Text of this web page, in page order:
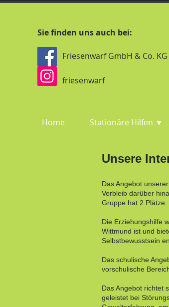
Sie finden uns auch bei:
Friesenwarf GmbH & Co. KG
friesenwarf
Home Stationäre Hilfen ▼
Unsere
Das Angebot
Verbleib darüber
Gruppe hat 2 Plätze.
Die Erziehungshilfe
Wittmund ist und
Selbstbewusstsein
Das schulische
vorschulische
Das Angebot richtet
geleistet bei